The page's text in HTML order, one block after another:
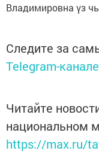
Владимировна үз
Следите за
Telegram-канале
Читайте
национальном
https://max.ru/